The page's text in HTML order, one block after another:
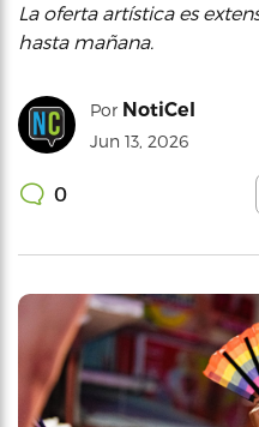
La oferta artística es
hasta mañana.
Por NotiCel
Jun 13, 2026
0